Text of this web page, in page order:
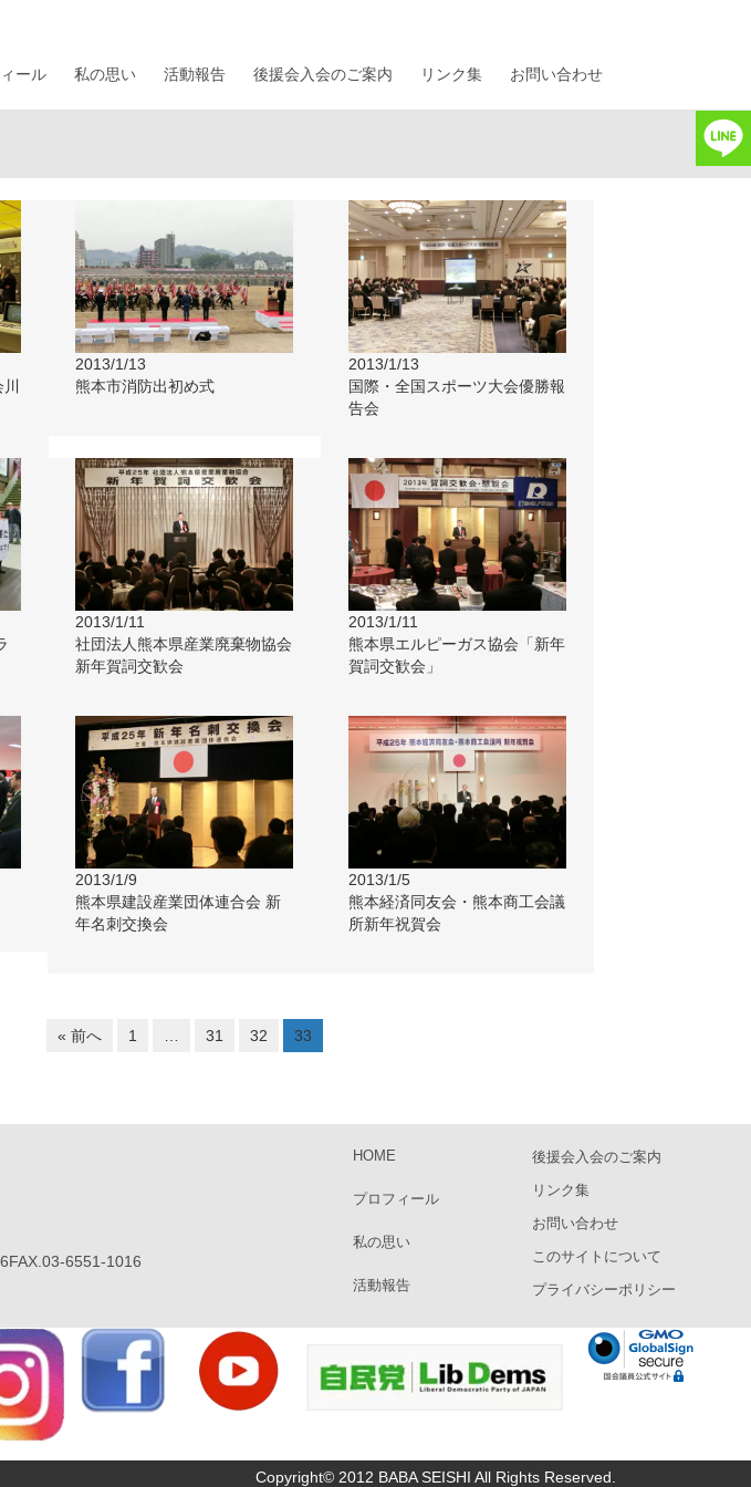
ール 私の思い 活動報告 後援会入会のご案内 リンク集 お問い合わせ
2013/1/13
熊本市消防出初め式
2013/1/13
国際・全国スポーツ大会優勝報
告会
2013/1/11
社団法人熊本県産業廃棄物協会
新年賀詞交歓会
2013/1/11
熊本県エルピーガス協会「新年
賀詞交歓会」
2013/1/9
熊本県建設産業団体連合会 新
年名刺交換会
2013/1/5
熊本経済同友会・熊本商工会議
所新年祝賀会
« 前へ 1 31 32 33
6551-1016
HOME
プロフィール
私の思い
活動報告
後援会入会のご案内
リンク集
お問い合わせ
このサイトについて
プライバシーポリシー
Copyright© 2012 BABA SEISHI All Rights Reserved.